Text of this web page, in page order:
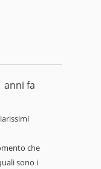
anni fa
che
sono i